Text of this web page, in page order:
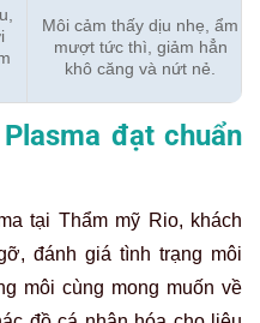
Môi cảm thấy dịu nhẹ, ẩm
mượt tức thì, giảm hẳn
khô căng và nứt nẻ.
đạt chuẩn
tại Thẩm mỹ Rio, khách
đánh giá tình trạng môi
môi cùng mong muốn về